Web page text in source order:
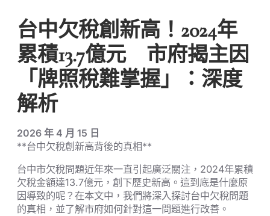
台中欠稅創新高！2024年
累積13.7億元 市府揭主因
「牌照稅難掌握」：深度
解析
2026 年 4 月 15 日
**台中欠稅創新高背後的真相**
台中市欠稅問題近年來一直引起廣泛關注，2024年累積
欠稅金額達13.7億元，創下歷史新高。這到底是什麼原
因導致的呢？在本文中，我們將深入探討台中欠稅問題
的真相，並了解市府如何針對這一問題進行改善。